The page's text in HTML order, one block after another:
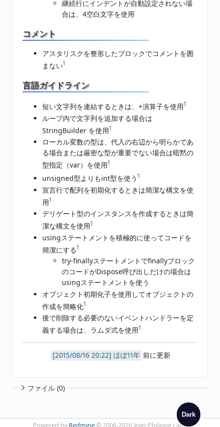
Dark
継続行にインデントが自動設定されない場
合は、4空白文字を使用
コメント
アスタリスクを整形したブロックでコメントを囲
まない1
言語ガイドライン
短い文字列を連結するときは、+演算子を使用1
ループ内で文字列を追加する場合は
StringBuilder を使用1
ローカル変数の型は、代入の右辺から明らかであ
る場合または厳密な型が重要でない場合は暗黙の
型指定（var）を使用1
unsigned型よりもint型を使う 1
宣言行で配列を初期化するときは簡潔な構文を使
用1
デリゲート型のインスタンスを作成するときは簡
潔な構文を使用1
usingステートメントを積極的に使ってコードを
簡潔にする1
try-finallyステートメントでfinallyブロック
のコードがDispose呼び出しだけの場合は
usingステートメントを使う
オブジェクト初期化子を使用してオブジェクトの
作成を簡略化1
後で削除する必要のないイベントハンドラーを定
義する場合は、ラムダ式を使用1
ほぼ11年 前に更新
ファイル (0)